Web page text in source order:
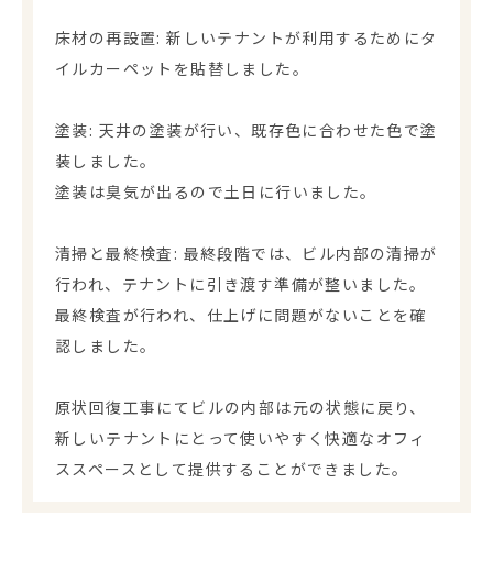
床材の再設置: 新しいテナントが利用するためにタ
イルカーペットを貼替しました。
塗装: 天井の塗装が行い、既存色に合わせた色で塗
装しました。
塗装は臭気が出るので土日に行いました。
清掃と最終検査: 最終段階では、ビル内部の清掃が
行われ、テナントに引き渡す準備が整いました。
最終検査が行われ、仕上げに問題がないことを確
認しました。
原状回復工事にてビルの内部は元の状態に戻り、
新しいテナントにとって使いやすく快適なオフィ
ススペースとして提供することができました。